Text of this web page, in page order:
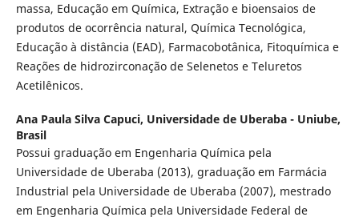
massa, Educação em Química, Extração e bioensaios de
produtos de ocorrência natural, Química Tecnológica,
Educação à distância (EAD), Farmacobotânica, Fitoquímica e
Reações de hidrozirconação de Selenetos e Teluretos
Acetilênicos.
Ana Paula Silva Capuci, Universidade de Uberaba - Uniube,
Brasil
Possui graduação em Engenharia Química pela
Universidade de Uberaba (2013), graduação em Farmácia
Industrial pela Universidade de Uberaba (2007), mestrado
em Engenharia Química pela Universidade Federal de